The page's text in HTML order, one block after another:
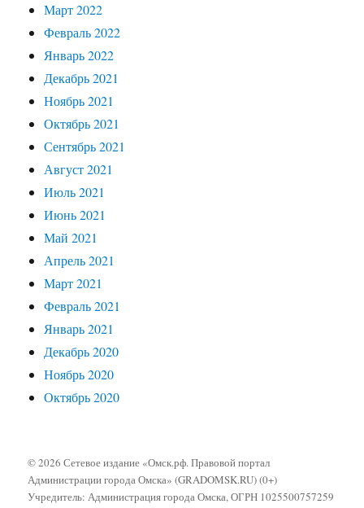
Март 2022
Февраль 2022
Январь 2022
Декабрь 2021
Ноябрь 2021
Октябрь 2021
Сентябрь 2021
Август 2021
Июль 2021
Июнь 2021
Май 2021
Апрель 2021
Март 2021
Февраль 2021
Январь 2021
Декабрь 2020
Ноябрь 2020
Октябрь 2020
© 2026 Сетевое издание «Омск.рф. Правовой портал
Администрации города Омска» (GRADOMSK.RU) (0+)
Учредитель: Администрация города Омска, ОГРН 1025500757259